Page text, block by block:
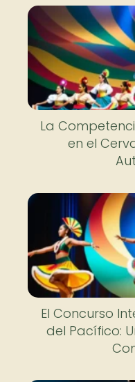
La
en el
El Concurso
del Pacífico: